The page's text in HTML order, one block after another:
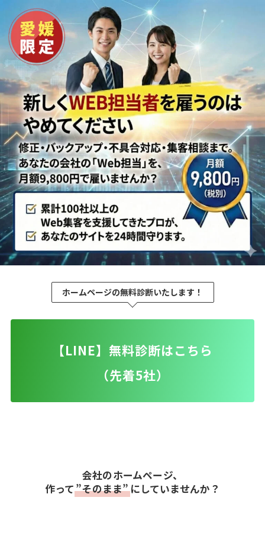
ホームページの無料診断いたします！
【LINE】無料診断はこちら
（先着5社）
会社のホームページ、
作って”そのまま”にしていませんか？